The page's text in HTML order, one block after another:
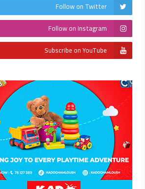
Follow on Twitter
Follow on Instagram
Subscribe on YouTube